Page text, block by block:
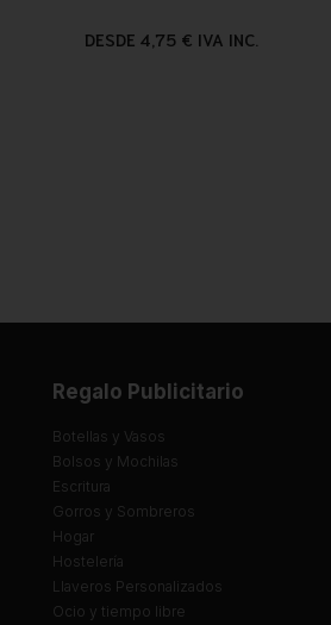
DESDE 4,75 € IVA INC.
Regalo Publicitario
Botellas y Vasos
Bolsos y Mochilas
Escritura
Gorros y Sombreros
Hogar
Hostelería
Llaveros Personalizados
Ocio y tiempo libre